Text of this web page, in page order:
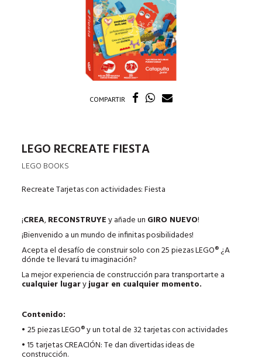
COMPARTIR
LEGO RECREATE FIESTA
LEGO BOOKS
Recreate Tarjetas con actividades: Fiesta
¡CREA,RECONSTRUYEy añade un GIRO NUEVO!
¡Bienvenido a un mundo de infinitas posibilidades!
Acepta el desafío de construir solo con 25 piezas LEGO® ¿A
dónde te llevará tu imaginación?
La mejor experiencia de construcción para transportarte a
cualquier lugaryjugar en cualquier momento.
Contenido:
•25 piezas LEGO® y un total de 32 tarjetas con actividades
• 15 tarjetas CREACIÓN: Te dan divertidas ideas de
construcción.